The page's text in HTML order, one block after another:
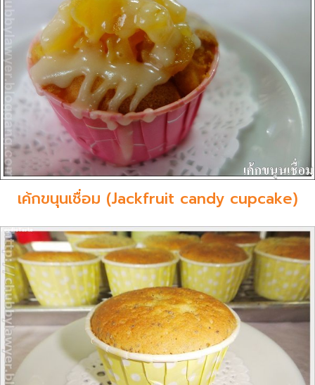
เค้กขนุนเชื่อม (Jackfruit candy cupcake)